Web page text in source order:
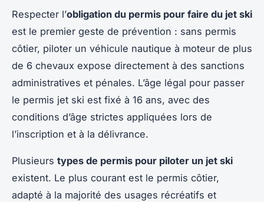
Respecter l’obligation du permis pour faire du jet ski
est le premier geste de prévention : sans permis
côtier, piloter un véhicule nautique à moteur de plus
de 6 chevaux expose directement à des sanctions
administratives et pénales. L’âge légal pour passer
le permis jet ski est fixé à 16 ans, avec des
conditions d’âge strictes appliquées lors de
l’inscription et à la délivrance.
Plusieurs types de permis pour piloter un jet ski
existent. Le plus courant est le permis côtier,
adapté à la majorité des usages récréatifs et